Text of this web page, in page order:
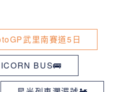
武里南賽道5日
BUS🚌